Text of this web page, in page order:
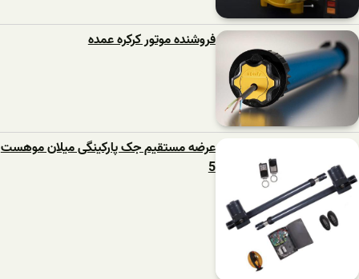
فروشنده موتور کرکره عمده
عرضه مستقیم جک پارکینگی میلان موهست
5